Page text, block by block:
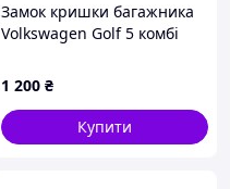
Замок кришки багажника
Volkswagen Golf 5 комбі
5M0827505H
1 200 ₴
Купити